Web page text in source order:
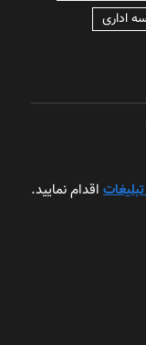
اداری
اقدام نمایید.